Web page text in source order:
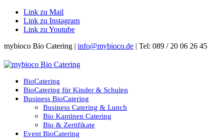
Link zu Mail
Link zu Instagram
Link zu Youtube
mybioco Bio Catering | info@mybioco.de | Tel: 089 / 20 06 26 45
BioCatering
BioCatering für Kinder & Schulen
Business BioCatering
Business Catering & Lunch
Bio Kantinen Catering
Bio & Zertifikate
Event BioCatering